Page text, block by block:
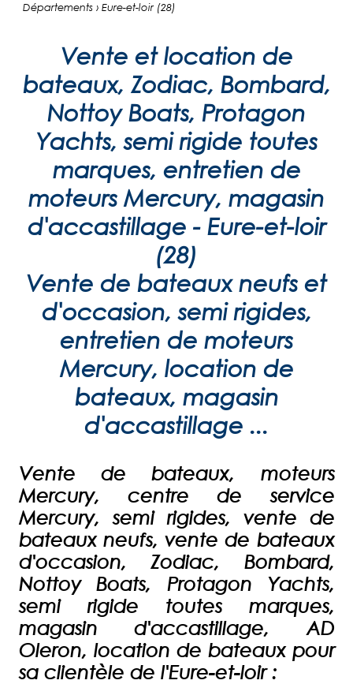
Départements › Eure-et-loir (28)
Vente et location de
bateaux, Zodiac, Bombard,
Nottoy Boats, Protagon
Yachts, semi rigide toutes
marques, entretien de
moteurs Mercury, magasin
d'accastillage - Eure-et-loir
(28)
Vente de bateaux neufs et
d'occasion, semi rigides,
entretien de moteurs
Mercury, location de
bateaux, magasin
d'accastillage ...
Vente de bateaux, moteurs
Mercury, centre de service
Mercury, semi rigides, vente de
bateaux neufs, vente de bateaux
d'occasion, Zodiac, Bombard,
Nottoy Boats, Protagon Yachts,
semi rigide toutes marques,
magasin d'accastillage, AD
Oleron, location de bateaux pour
sa clientèle de l'Eure-et-loir :